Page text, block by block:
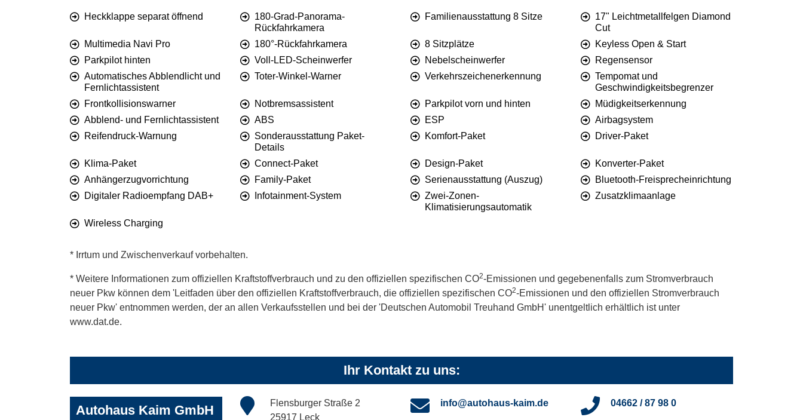
Heckklappe separat öffnend
180-Grad-Panorama-
Rückfahrkamera
Familienausstattung 8 Sitze
17" Leichtmetallfelgen Diamond
Cut
Multimedia Navi Pro
180°-Rückfahrkamera 8 Sitzplätze
Keyless Open & Start
Parkpilot hinten
Voll-LED-Scheinwerfer Nebelscheinwerfer
Regensensor
Automatisches Abblendlicht und
Fernlichtassistent
Toter-Winkel-Warner Verkehrszeichenerkennung
Tempomat und
Geschwindigkeitsbegrenzer
Frontkollisionswarner
Notbremsassistent Parkpilot vorn und hinten
Müdigkeitserkennung
Abblend- und Fernlichtassistent
ABS ESP
Airbagsystem
Reifendruck-Warnung
Sonderausstattung Paket-
Details
Komfort-Paket Driver-Paket
Klima-Paket Connect-Paket Design-Paket
Konverter-Paket
Anhängerzugvorrichtung
Family-Paket Serienausstattung (Auszug)
Bluetooth-Freisprecheinrichtung
Digitaler Radioempfang DAB+
Infotainment-System
Zwei-Zonen-
Klimatisierungsautomatik
Zusatzklimaanlage
Wireless Charging
* Irrtum und Zwischenverkauf vorbehalten.
* Weitere Informationen zum offiziellen Kraftstoffverbrauch und zu den offiziellen spezifischen CO2-Emissionen und gegebenenfalls zum Stromverbrauch
neuer Pkw können dem 'Leitfaden über den offiziellen Kraftstoffverbrauch, die offiziellen spezifischen CO2-Emissionen und den offiziellen Stromverbrauch
neuer Pkw' entnommen werden, der an allen Verkaufsstellen und bei der 'Deutschen Automobil Treuhand GmbH' unentgeltlich erhältlich ist unter
www.dat.de.
Ihr Kontakt zu uns:
Autohaus Kaim GmbH
Flensburger Straße 2
25917 Leck
info@autohaus-kaim.de 04662 / 87 98 0